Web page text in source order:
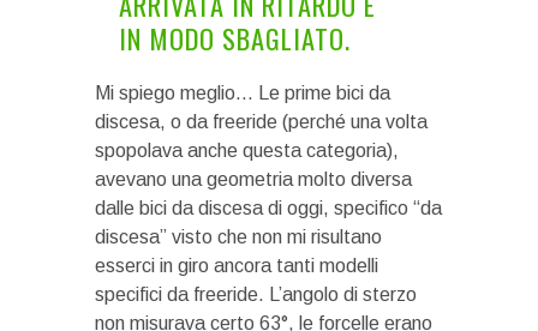
IN MODO SBAGLIATO.
Mi spiego meglio… Le prime bici da
discesa, o da freeride (perché una volta
spopolava anche questa categoria),
avevano una geometria molto diversa
dalle bici da discesa di oggi, specifico “da
discesa” visto che non mi risultano
esserci in giro ancora tanti modelli
specifici da freeride. L’angolo di sterzo
non misurava certo 63°, le forcelle erano